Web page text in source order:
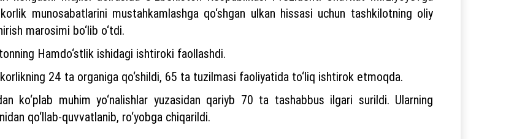
munosabatlarini mustahkamlashga qo‘shgan ulkan hissasi uchun tashkilotning oliy
marosimi bo‘lib o‘tdi.
Hamdo‘stlik ishidagi ishtiroki faollashdi.
24 ta organiga qo‘shildi, 65 ta tuzilmasi faoliyatida to‘liq ishtirok etmoqda.
ko‘plab muhim yo‘nalishlar yuzasidan qariyb 70 ta tashabbus ilgari surildi. Ularning
qo‘llab-quvvatlanib, ro‘yobga chiqarildi.